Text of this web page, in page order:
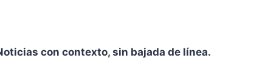
con contexto, sin bajada de línea.